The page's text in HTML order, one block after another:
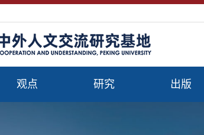
观点 研究 出版